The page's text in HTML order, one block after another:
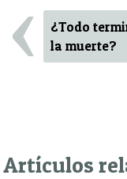
‹
¿Todo
la muerte?
Artículos